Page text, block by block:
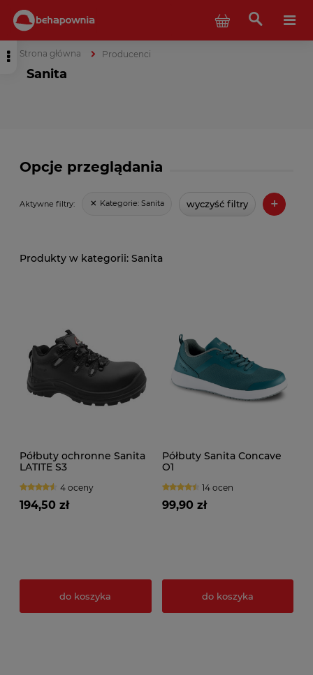
Strona główna Producenci
Sanita
Opcje przeglądania
Aktywne filtry: Kategorie: Sanita wyczyść filtry +
Sanita
Półbuty ochronne Sanita
LATITE S3
4 oceny
194,50 zł
do koszyka
Półbuty Sanita Concave
O1
14 ocen
99,90 zł
do koszyka